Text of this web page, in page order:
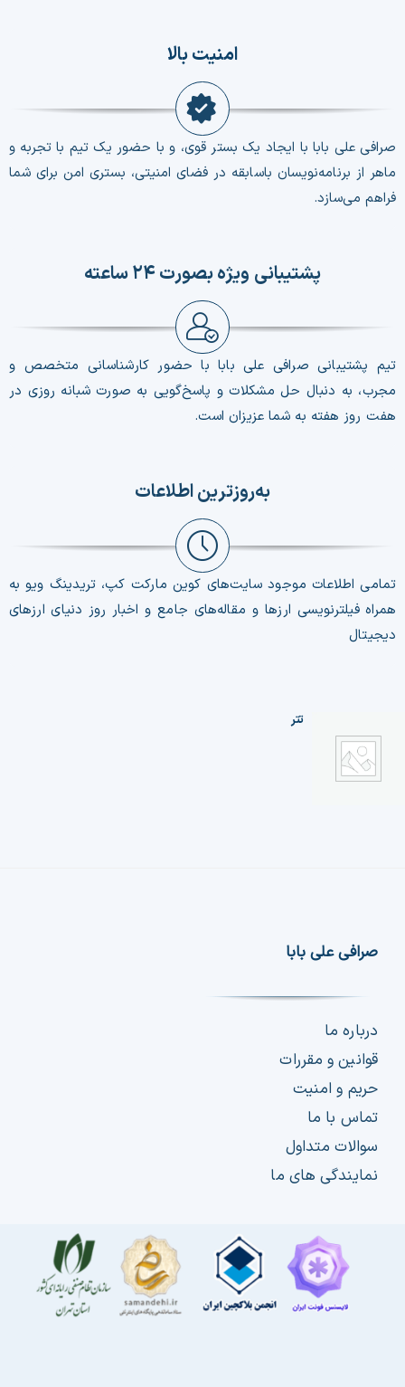
امنیت بالا
صرافی علی بابا با ایجاد یک بستر قوی، و با حضور یک تیم با تجربه و
ماهر از برنامه‌نویسان باسابقه در فضای امنیتی، بستری امن برای شما
فراهم می‌سازد.
پشتیبانی ویژه بصورت ۲۴ ساعته
تیم پشتیبانی صرافی علی بابا با حضور کارشناسانی متخصص و
مجرب، به‌ دنبال حل مشکلات و پاسخ‌گویی به صورت شبانه روزی در
هفت روز هفته به شما عزیزان است.
به‌روزترین اطلاعات
تمامی اطلاعات موجود سایت‌های کوین مارکت کپ، تریدینگ ویو به
همراه فیلترنویسی ارزها و مقاله‌های جامع و اخبار روز دنیای ارزهای
دیجیتال
تتر
صرافی علی بابا
درباره ما
قوانین و مقررات
حریم و امنیت
تماس با ما
سوالات متداول
نمایندگی های ما